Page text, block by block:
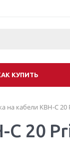
КУПИТЬ
на кабели KBH-C 20
C 20